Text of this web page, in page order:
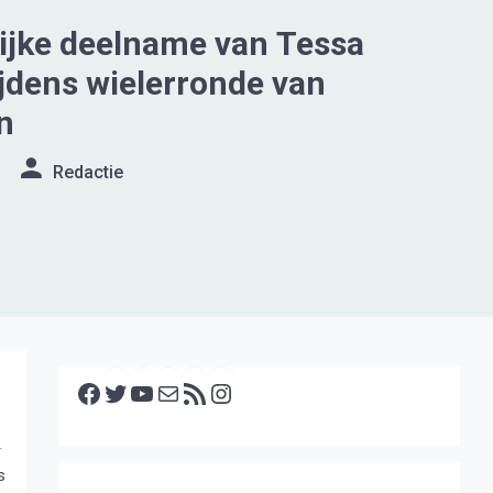
deelname van Tessa
wielerronde van
Redactie
Facebook Twitter YouTube E-mail RSS feed